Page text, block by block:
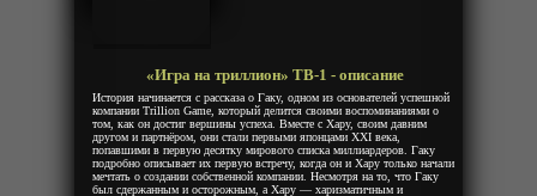
«Игра на триллион» ТВ-1 - описание
История начинается с рассказа о Гаку, одном из основателей успешной
компании Trillion Game, который делится своими воспоминаниями о
том, как он достиг вершины успеха. Вместе с Хару, своим давним
другом и партнёром, они стали первыми японцами XXI века,
попавшими в первую десятку мирового списка миллиардеров. Гаку
подробно описывает их первую встречу, когда он и Хару только начали
мечтать о создании собственной компании. Несмотря на то, что Гаку
был сдержанным и осторожным, а Хару — харизматичным и